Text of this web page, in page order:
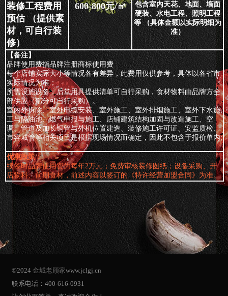
装修工程费用
预估 （提供素
材，可自行装
修）
600-800元/㎡
包含室内天花、地面、墙面
硬装、水电工程、照明工程
等 （具体金额以实际明细为
准）
【备注】
品牌使用费指品牌注册商标使用费
每个店铺实际大小等情况各有差异，此费用仅供参考，具体以各省市
实际情况为准；
所需设施设备，后堂用具提供清单可自行采购，食材物料由品牌方全
部供应（部分可自行采购）。
室内外拆除、室外电缆安装、室外施工、室外排烟施工、室外下水施
工与隔油池、燃气申报与施工、店铺建筑结构加固与改造施工、空
调、管道及加长铜管与外机位置建造、装修施工许可证、安监质检、
市容城管等相关项目是根据现场情况而确定，因此不包含于报价单内;
优惠政策：
续签时品牌使用费为每年2万元；免费审核装修图纸；设备采购、开
店物料、前期食材，前述内容以签订的《特许经营加盟合同》为准。
©2024金城老顾家www.jclgj.cn
联系电话：400-616-0931